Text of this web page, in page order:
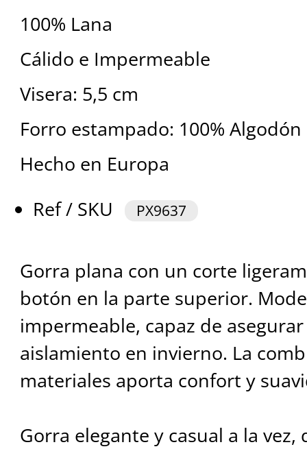
100% Lana
Cálido e Impermeable
Visera: 5,5 cm
Forro estampado: 100%
Hecho en Europa
Ref / SKU
PX9637
Gorra plana con un corte
botón en la parte superior.
impermeable, capaz de
aislamiento en invierno. La
materiales aporta confort y
Gorra elegante y casual a la